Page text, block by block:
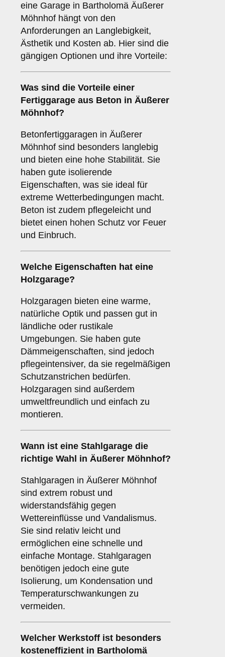
eine Garage in Bartholomä Äußerer
Möhnhof hängt von den
Anforderungen an Langlebigkeit,
Ästhetik und Kosten ab. Hier sind die
gängigen Optionen und ihre Vorteile:
Was sind die Vorteile einer
Fertiggarage aus Beton in Äußerer
Möhnhof?
Betonfertiggaragen in Äußerer
Möhnhof sind besonders langlebig
und bieten eine hohe Stabilität. Sie
haben gute isolierende
Eigenschaften, was sie ideal für
extreme Wetterbedingungen macht.
Beton ist zudem pflegeleicht und
bietet einen hohen Schutz vor Feuer
und Einbruch.
Welche Eigenschaften hat eine
Holzgarage?
Holzgaragen bieten eine warme,
natürliche Optik und passen gut in
ländliche oder rustikale
Umgebungen. Sie haben gute
Dämmeigenschaften, sind jedoch
pflegeintensiver, da sie regelmäßigen
Schutzanstrichen bedürfen.
Holzgaragen sind außerdem
umweltfreundlich und einfach zu
montieren.
Wann ist eine Stahlgarage die
richtige Wahl in Äußerer Möhnhof?
Stahlgaragen in Äußerer Möhnhof
sind extrem robust und
widerstandsfähig gegen
Wettereinflüsse und Vandalismus.
Sie sind relativ leicht und
ermöglichen eine schnelle und
einfache Montage. Stahlgaragen
benötigen jedoch eine gute
Isolierung, um Kondensation und
Temperaturschwankungen zu
vermeiden.
Welcher Werkstoff ist besonders
kosteneffizient in Bartholomä